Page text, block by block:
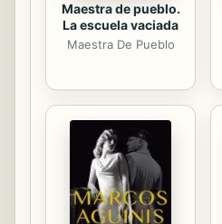
Maestra de pueblo.
La escuela vaciada
Maestra De Pueblo